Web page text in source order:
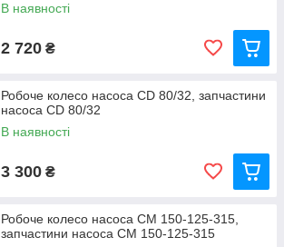
В наявності
2 720 ₴
Робоче колесо насоса CD 80/32, запчастини
насоса CD 80/32
В наявності
3 300 ₴
Робоче колесо насоса СМ 150-125-315,
запчастини насоса СМ 150-125-315